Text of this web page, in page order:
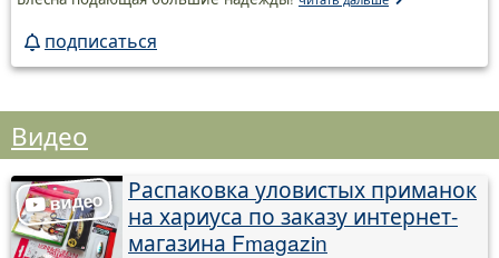
подписаться
Видео
Распаковка уловистых приманок
на хариуса по заказу интернет-
магазина Fmagazin